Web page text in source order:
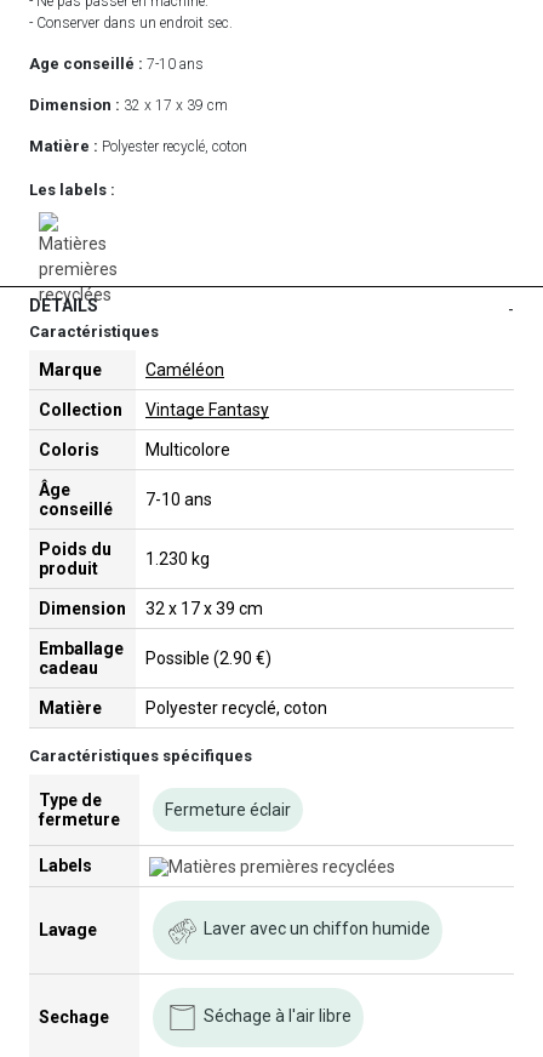
- Conserver dans un endroit sec.
Age conseillé : 7-10 ans
Dimension : 32 x 17 x 39 cm
Matière : Polyester recyclé, coton
Les labels :
DETAILS -
Caractéristiques
Marque Caméléon
Collection Vintage Fantasy
Coloris Multicolore
Âge
conseillé
7-10 ans
Poids du
produit
1.230 kg
Dimension 32 x 17 x 39 cm
Emballage
cadeau
Possible (2.90 €)
Matière Polyester recyclé, coton
Caractéristiques spécifiques
Type de
fermeture
Fermeture éclair
Labels
Lavage Laver avec un chiffon humide
Sechage Séchage à l'air libre